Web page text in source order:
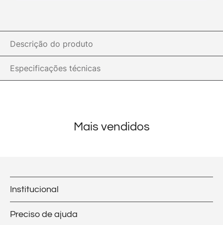
Descrição do produto
Especificações técnicas
Mais vendidos
Institucional
Preciso de ajuda